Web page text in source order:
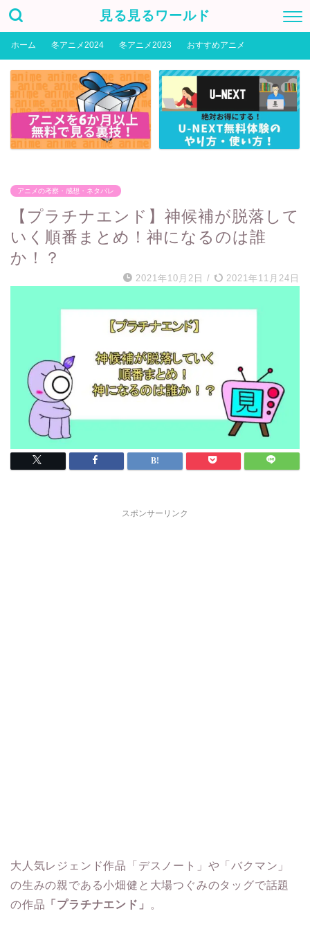
見る見るワールド
ホーム 冬アニメ2024 冬アニメ2023 おすすめアニメ
アニメの考察・感想・ネタバレ
【プラチナエンド】神候補が脱落して
いく順番まとめ！神になるのは誰
か！？
2021年10月2日 / 2021年11月24日
スポンサーリンク
大人気レジェンド作品「デスノート」や「バクマン」
の生みの親である小畑健と大場つぐみのタッグで話題
の作品 「プラチナエンド」 。